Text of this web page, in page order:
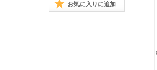
お気に入りに追加